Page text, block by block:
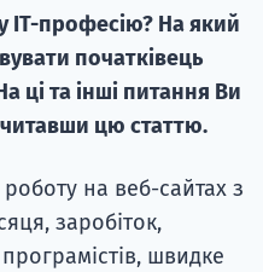
ІТ-професію? На який
початківець
ці та інші питання Ви
цю статтю.
на веб-сайтах з
заробіток,
швидке